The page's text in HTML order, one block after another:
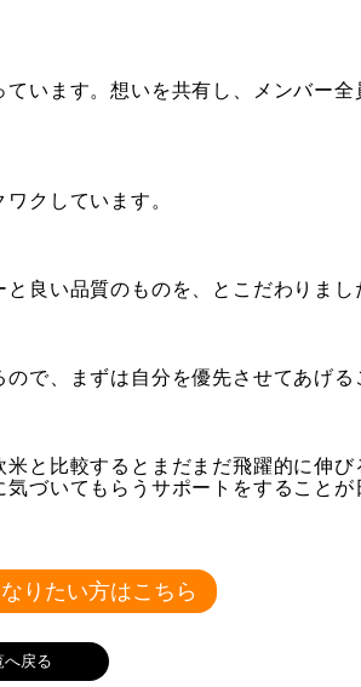
います。想いを共有し、メンバー全
クしています。
良い品質のものを、とこだわりまし
で、まずは自分を優先させてあげる
と比較するとまだまだ飛躍的に伸び
づいてもらうサポートをすることが
りたい方はこちら
へ戻る